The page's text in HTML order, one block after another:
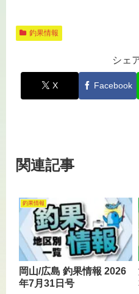
釣果情報
シェ
X Facebook
関連記事
釣果情報
岡山/広島 釣果情報 2026
年7月31日号